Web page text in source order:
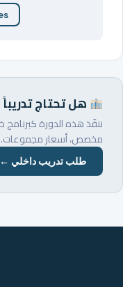
هل تحتاج تدريباً
ننفّذ هذه الدورة
مخصص، أسعار مجموعات.
طلب تدريب داخلي ←